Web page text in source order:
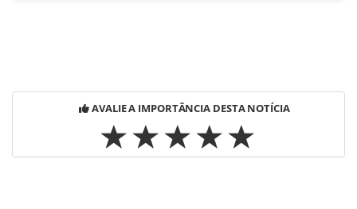
AVALIE A IMPORTÂNCIA DESTA NOTÍCIA